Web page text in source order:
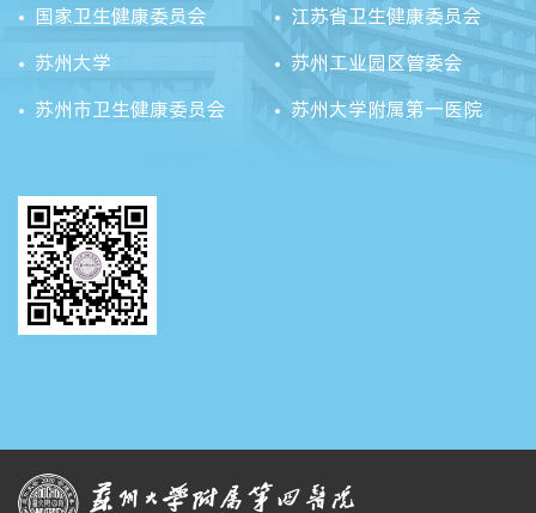
国家卫生健康委员会
江苏省卫生健康委员会
苏州大学
苏州工业园区管委会
苏州市卫生健康委员会
苏州大学附属第一医院